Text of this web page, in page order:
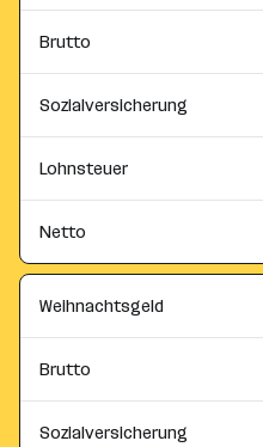
Brutto
Sozialversicherung
Lohnsteuer
Netto
Weihnachtsgeld
Brutto
Sozialversicherung